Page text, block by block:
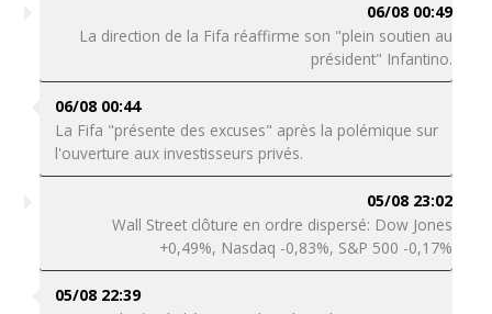
06/08 00:49
La direction de la Fifa réaffirme son "plein soutien au
président" Infantino.
06/08 00:44
La Fifa "présente des excuses" après la polémique sur
l'ouverture aux investisseurs privés.
05/08 23:02
Wall Street clôture en ordre dispersé: Dow Jones
+0,49%, Nasdaq -0,83%, S&P 500 -0,17%
05/08 22:39